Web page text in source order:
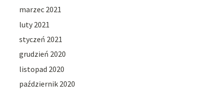
marzec 2021
luty 2021
styczeń 2021
grudzień 2020
listopad 2020
październik 2020